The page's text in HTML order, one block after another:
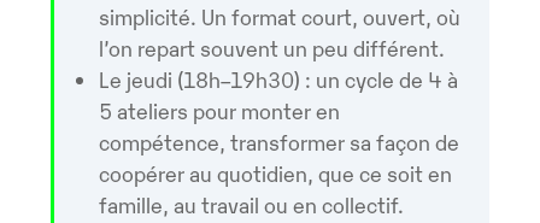
simplicité. Un format court, ouvert, où
l’on repart souvent un peu différent.
Le jeudi (18h–19h30) : un cycle de 4 à
5 ateliers pour monter en
compétence, transformer sa façon de
coopérer au quotidien, que ce soit en
famille, au travail ou en collectif.